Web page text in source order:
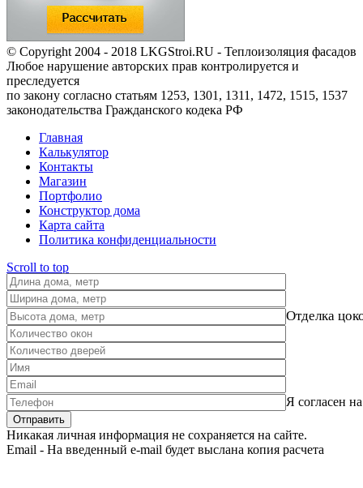
© Copyright 2004 - 2018 LKGStroi.RU - Теплоизоляция фасадов
Любое нарушение авторских прав контролируется и
преследуется
по закону согласно статьям 1253, 1301, 1311, 1472, 1515, 1537
законодательства Гражданского кодека РФ
Главная
Калькулятор
Контакты
Магазин
Портфолио
Конструктор дома
Карта сайта
Политика конфиденциальности
Отделка
Я согласен
Никакая личная информация не сохраняется на сайте.
Email - На введенный e-mail будет выслана копия расчета
Scroll to top